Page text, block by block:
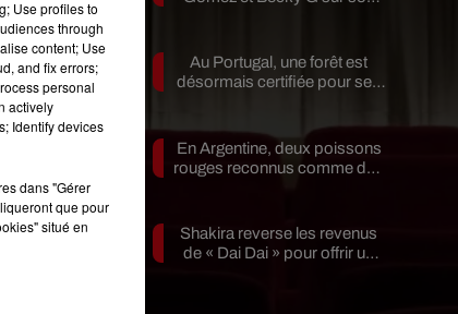
Au Portugal, une forêt est
désormais certifiée pour ses
En Argentine, deux poissons
rouges reconnus comme des
Shakira reverse les revenus
de « Dai Dai » pour offrir un
Use profiles to
through
content; Use
and fix errors;
personal
actively
Identify devices
dans "Gérer
que pour
situé en